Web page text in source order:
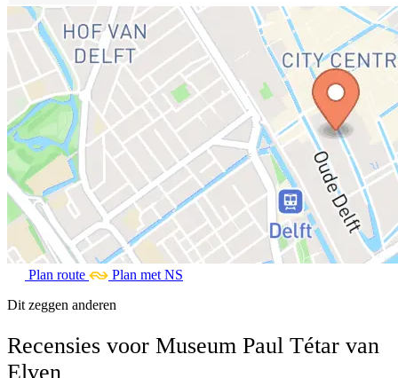
Plan route
Plan met NS
Dit zeggen anderen
Recensies voor Museum Paul Tétar van
Elven